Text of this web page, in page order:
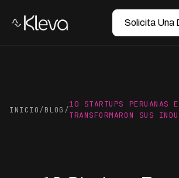
Solicita Una
INICIO/BLOG /
10 STARTUPS PERUANAS
TRANSFORMARON SUS